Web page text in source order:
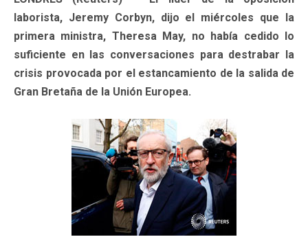
laborista, Jeremy Corbyn, dijo el miércoles que la
primera ministra, Theresa May, no había cedido lo
suficiente en las conversaciones para destrabar la
crisis provocada por el estancamiento de la salida de
Gran Bretaña de la Unión Europea.